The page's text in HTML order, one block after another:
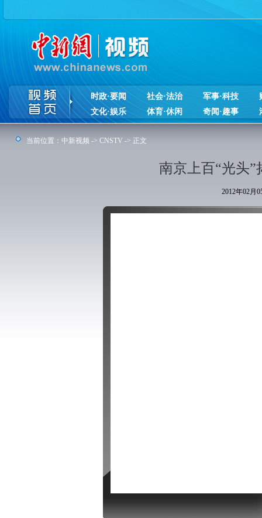
时政·要闻 社会·法治 军事·科技
文化·娱乐
体育·休闲 奇闻·趣事
当前位置： 中新视频 -> CNSTV -> 正文
南京上百“光头
2012年02月